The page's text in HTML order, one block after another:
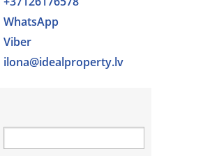
WhatsApp
Viber
ilona@idealproperty.lv